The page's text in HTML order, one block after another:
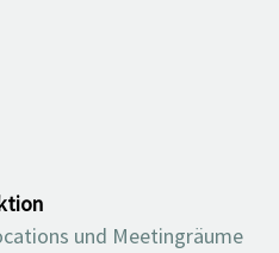
und Meetingräume